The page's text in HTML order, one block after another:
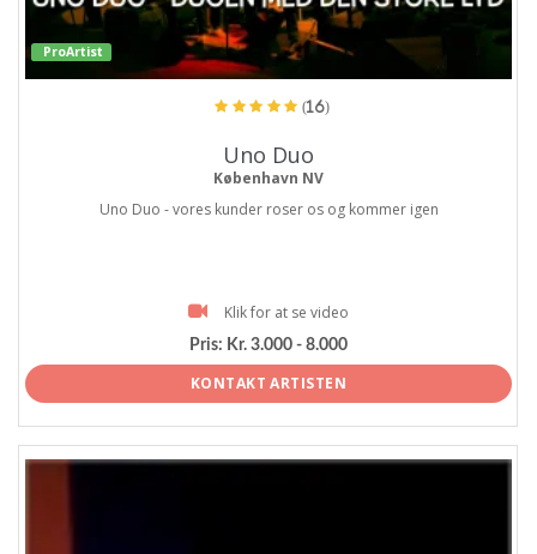
ProArtist
(16)
Uno Duo
København NV
Uno Duo - vores kunder roser os og kommer igen
Klik for at se video
Pris: Kr. 3.000 - 8.000
KONTAKT ARTISTEN